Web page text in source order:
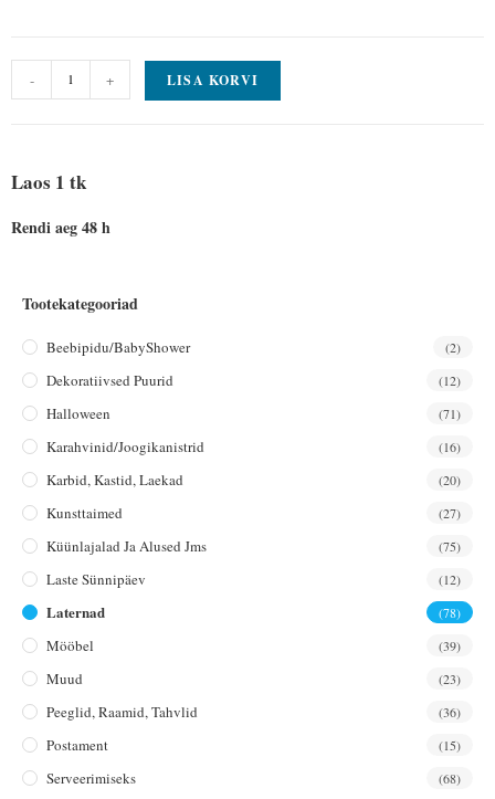
- + LISA KORVI
Laos 1 tk
Rendi aeg 48 h
Tootekategooriad
Beebipidu/BabyShower (2)
Dekoratiivsed Puurid (12)
Halloween (71)
Karahvinid/joogikanistrid (16)
Karbid, Kastid, Laekad (20)
Kunsttaimed (27)
Küünlajalad Ja Alused Jms (75)
Laste Sünnipäev (12)
Laternad (78)
Mööbel (39)
Muud (23)
Peeglid, Raamid, Tahvlid (36)
Postament (15)
Serveerimiseks (68)